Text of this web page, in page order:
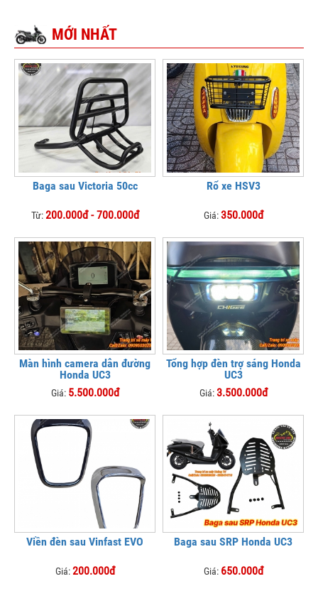
MỚI NHẤT
Baga sau Victoria 50cc
Từ:200.000đ - 700.000đ
Rổ xe HSV3
Giá:350.000đ
Màn hình camera dẫn đường
Honda UC3
Giá: 5.500.000đ
Tổng hợp đèn trợ sáng Honda
UC3
Giá:3.500.000đ
Viền đèn sau Vinfast EVO
Giá:200.000đ
Baga sau SRP Honda UC3
Giá: 650.000đ